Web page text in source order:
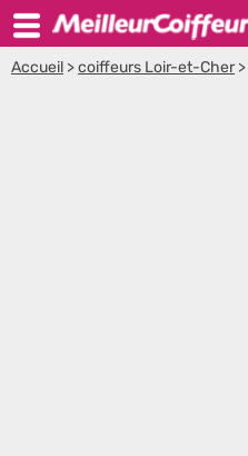
Accueil >coiffeurs Loir-et-Cher >